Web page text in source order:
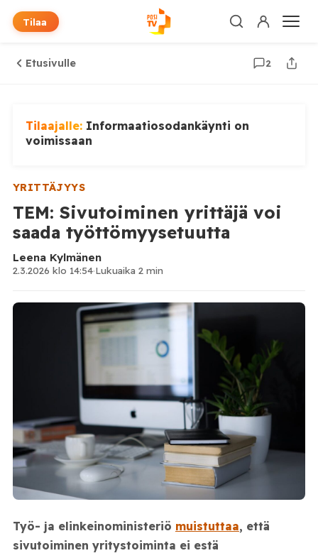
Tilaa
Etusivulle 2
Tilaajalle: Informaatiosodankäynti on
voimissaan
YRITTÄJYYS
TEM: Sivutoiminen yrittäjä voi
saada työttömyysetuutta
Leena Kylmänen
2.3.2026 klo 14:54·Lukuaika 2 min
Työ- ja elinkeinoministeriö muistuttaa, että
sivutoiminen yritystoiminta ei estä